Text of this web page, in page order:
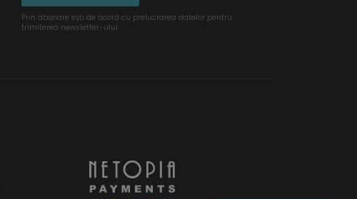
Prin abonare ești de acord cu prelucrarea datelor pentru
trimiterea newsletter-ului.